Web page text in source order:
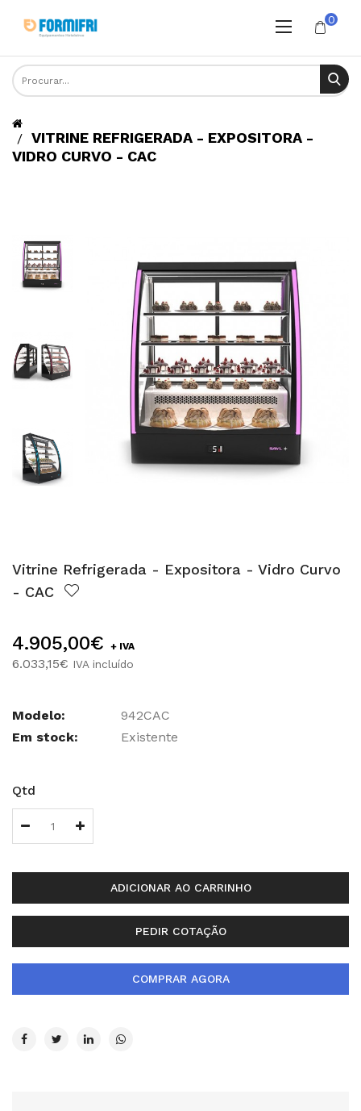
0
VITRINE REFRIGERADA - EXPOSITORA -
VIDRO CURVO - CAC
Vitrine Refrigerada - Expositora - Vidro Curvo
- CAC
4.905,00€ + IVA
6.033,15€ IVA incluído
Modelo:
942CAC
Em stock:
Existente
Qtd
ADICIONAR AO CARRINHO
PEDIR COTAÇÃO
COMPRAR AGORA